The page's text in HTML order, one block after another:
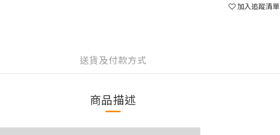
加入追蹤清單
送貨及付款方式
商品描述